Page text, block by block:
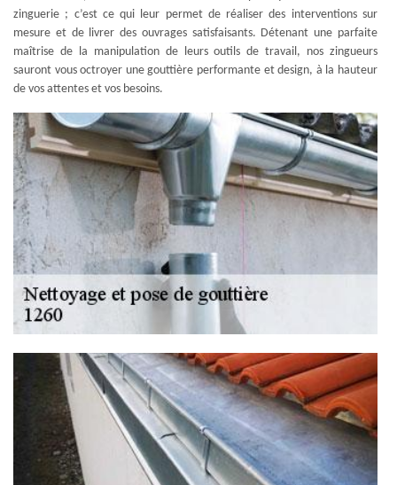
zinguerie ; c’est ce qui leur permet de réaliser des interventions sur
mesure et de livrer des ouvrages satisfaisants. Détenant une parfaite
maîtrise de la manipulation de leurs outils de travail, nos zingueurs
sauront vous octroyer une gouttière performante et design, à la hauteur
de vos attentes et vos besoins.